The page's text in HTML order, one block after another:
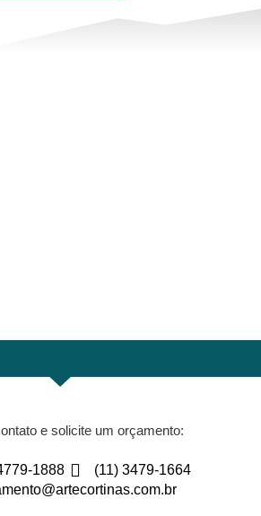
e solicite um orçamento:
1888
(11) 3479-1664